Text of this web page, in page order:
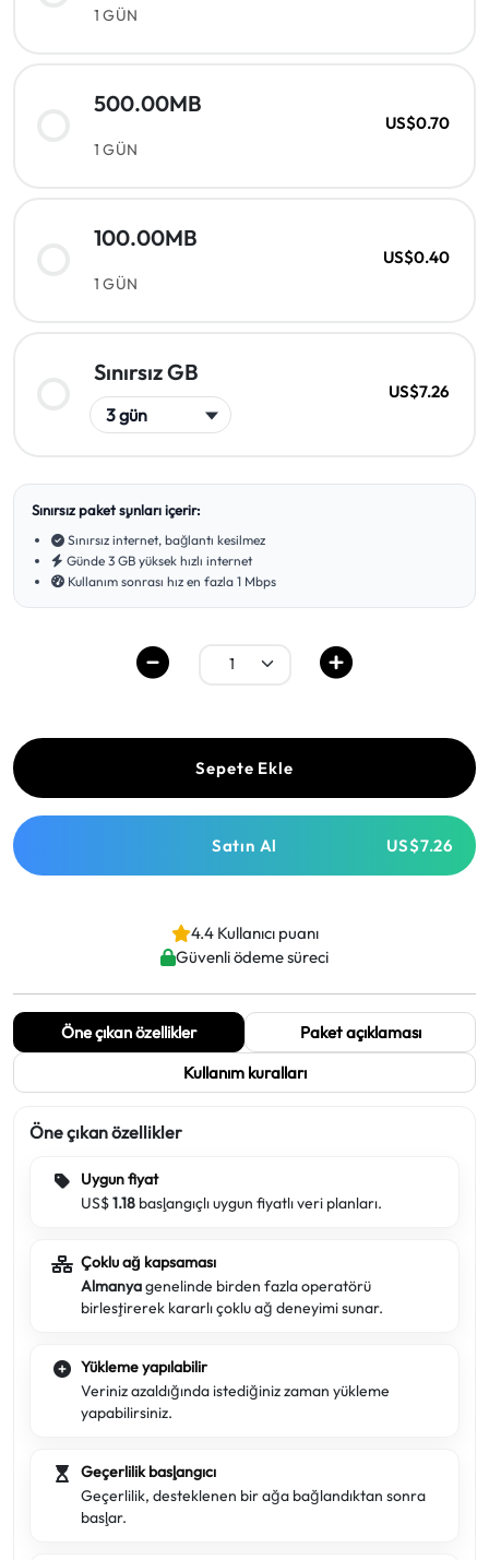
1 GÜN
500.00MB
1 GÜN
US$0.70
100.00MB
1 GÜN
US$0.40
Sınırsız GB
US$7.26
Sınırsız paket şunları içerir:
Sınırsız internet, bağlantı kesilmez
Günde 3 GB yüksek hızlı internet
Kullanım sonrası hız en fazla 1 Mbps
Sepete Ekle
Satın Al US$7.26
4.4 Kullanıcı puanı
Güvenli ödeme süreci
Öne çıkan özellikler
Paket açıklaması
Kullanım kuralları
Öne çıkan özellikler
Uygun fiyat
US$1.18 başlangıçlı uygun fiyatlı veri planları.
Çoklu ağ kapsaması
Almanyagenelinde birden fazla operatörü
birleştirerek kararlı çoklu ağ deneyimi sunar.
Yükleme yapılabilir
Veriniz azaldığında istediğiniz zaman yükleme
yapabilirsiniz.
Geçerlilik başlangıcı
Geçerlilik, desteklenen bir ağa bağlandıktan sonra
başlar.